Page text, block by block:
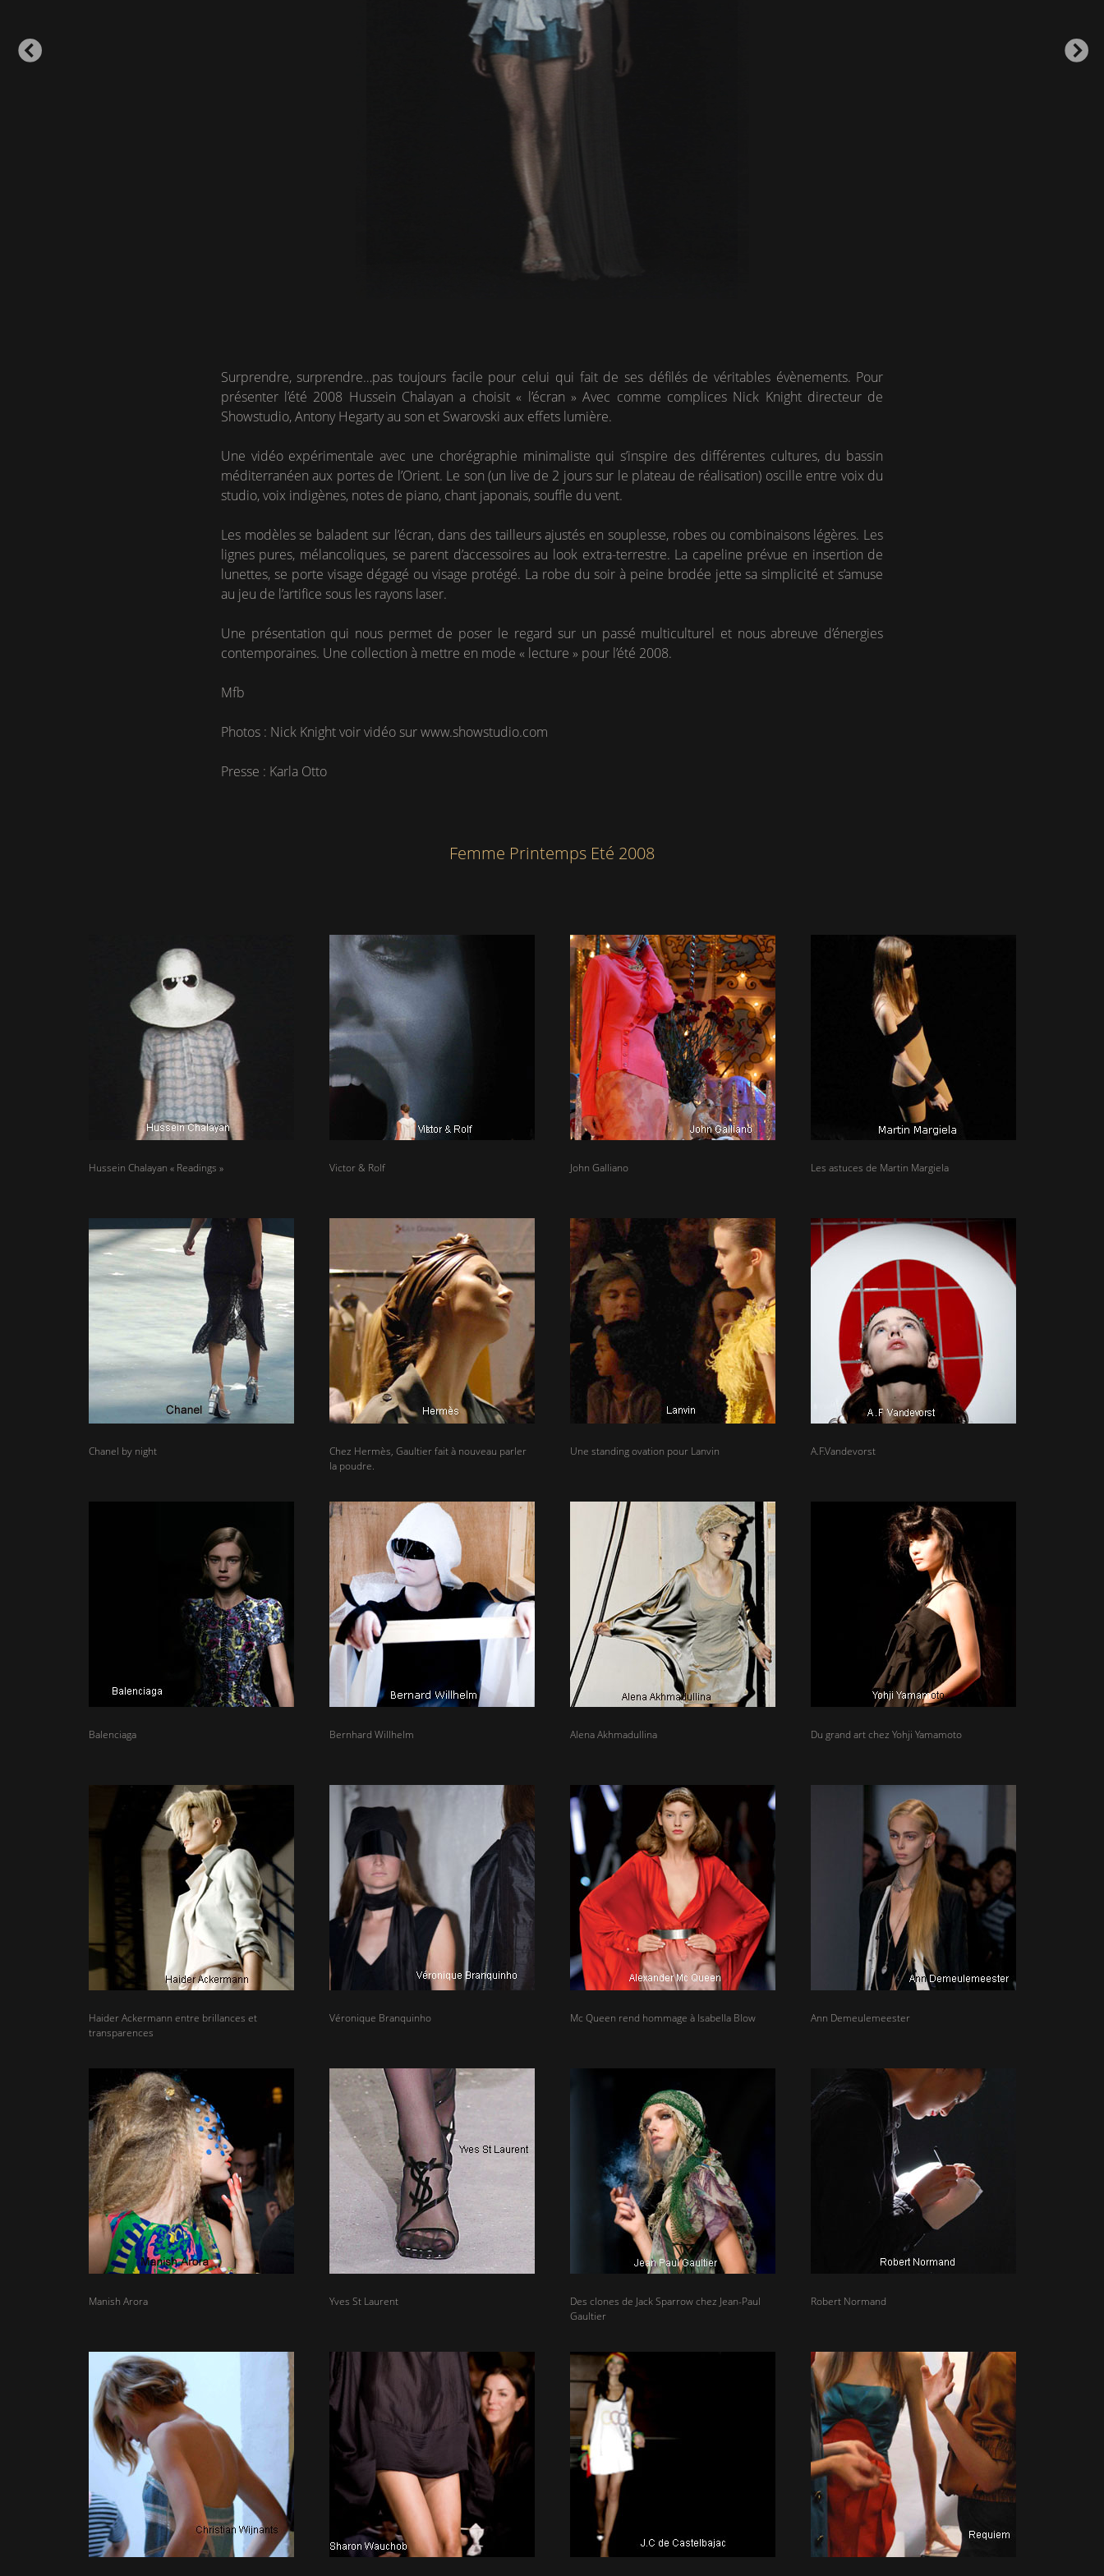
Surprendre, surprendre…pas toujours facile pour celui qui fait de ses défilés de véritables évènements. Pour
présenter l’été 2008 Hussein Chalayan a choisit « l’écran » Avec comme complices Nick Knight directeur de
Showstudio, Antony Hegarty au son et Swarovski aux effets lumière.
Une vidéo expérimentale avec une chorégraphie minimaliste qui s’inspire des différentes cultures, du bassin
méditerranéen aux portes de l’Orient. Le son (un live de 2 jours sur le plateau de réalisation) oscille entre voix du
studio, voix indigènes, notes de piano, chant japonais, souffle du vent.
Les modèles se baladent sur l’écran, dans des tailleurs ajustés en souplesse, robes ou combinaisons légères. Les
lignes pures, mélancoliques, se parent d’accessoires au look extra-terrestre. La capeline prévue en insertion de
lunettes, se porte visage dégagé ou visage protégé. La robe du soir à peine brodée jette sa simplicité et s’amuse
au jeu de l’artifice sous les rayons laser.
Une présentation qui nous permet de poser le regard sur un passé multiculturel et nous abreuve d’énergies
contemporaines. Une collection à mettre en mode « lecture » pour l’été 2008.
Mfb
Photos : Nick Knight voir vidéo surwww.showstudio.com
Presse : Karla Otto
Femme Printemps Eté 2008
Hussein Chalayan « Readings » Victor & Rolf John Galliano Les astuces de Martin Margiela
Chanel by night
Chez Hermès, Gaultier fait à nouveau parler
la poudre.
Une standing ovation pour Lanvin A.F.Vandevorst
Balenciaga Bernhard Willhelm Alena Akhmadullina Du grand art chez Yohji Yamamoto
Haider Ackermann entre brillances et
transparences
Véronique Branquinho Mc Queen rend hommage à Isabella Blow Ann Demeulemeester
Manish Arora Yves St Laurent
Des clones de Jack Sparrow chez Jean-Paul
Gaultier
Robert Normand